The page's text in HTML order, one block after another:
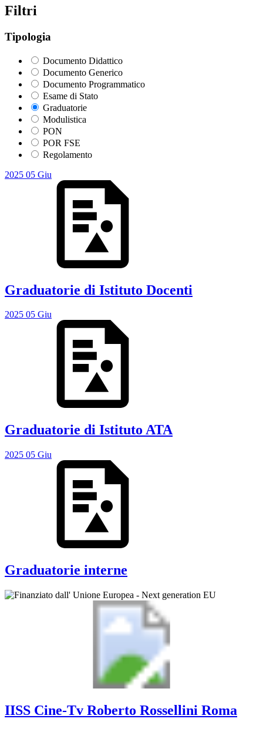
Filtri
Tipologia
Documento Didattico
Documento Generico
Documento Programmatico
Esame di Stato
Graduatorie
Modulistica
PON
POR FSE
Regolamento
2025 05 Giu
Graduatorie di Istituto Docenti
2025 05 Giu
Graduatorie di Istituto ATA
2025 05 Giu
Graduatorie interne
IISS Cine-Tv Roberto Rossellini Roma